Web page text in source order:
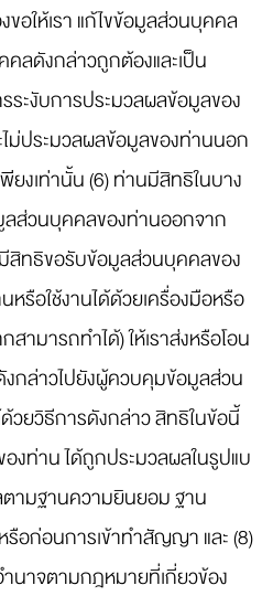
อให้เรา แก้ไขข้อมูลส่วนบุคคล
ลดังกล่าวถูกต้องและเป็น
ะงับการประมวลผลข้อมูลของ
ม่ประมวลผลข้อมูลของท่านนอก
ยงเท่านั้น (6) ท่านมีสิทธิในบาง
ลส่วนบุคคลของท่านออกจาก
สิทธิขอรับข้อมูลส่วนบุคคลของ
รือใช้งานได้ด้วยเครื่องมือหรือ
ามารถทำได้) ให้เราส่งหรือโอน
กล่าวไปยังผู้ควบคุมข้อมูลส่วน
วยวิธีการดังกล่าว สิทธิในข้อนี้
งท่าน ได้ถูกประมวลผลในรูปแบ
ตามฐานความยินยอม ฐาน
ก่อนการเข้าทำสัญญา และ (8)
นาจตามกฎหมายที่เกี่ยวข้อง